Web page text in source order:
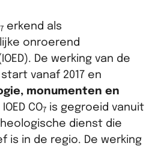
7 erkend als
onroerend
De werking van de
vanaf 2017 en
monumenten en
IOED CO7 is gegroeid vanuit
dienst die
is in de regio. De werking